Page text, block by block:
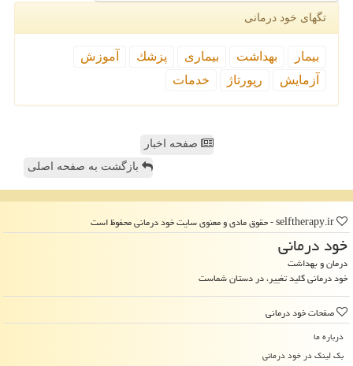
تگهای خود درمانی
بیمار بهداشت بیماری پزشك
آموزش
آزمایش
رپورتاژ خدمات
صفحه اخبار
بازگشت به صفحه اصلی
خود درمانی
درمان و بهداشت
خود درمانی کلید تغییر، در دستان شماست
صفحات خود درمانی
درباره ما
بک لینک در خود درمانی